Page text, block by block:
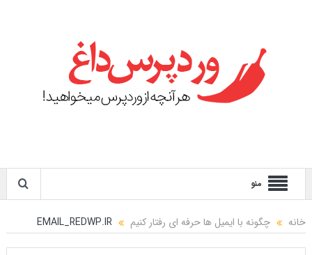
منو
خانه چگونه با ایمیل ها حرفه ای رفتار کنیم EMAIL_REDWP.IR